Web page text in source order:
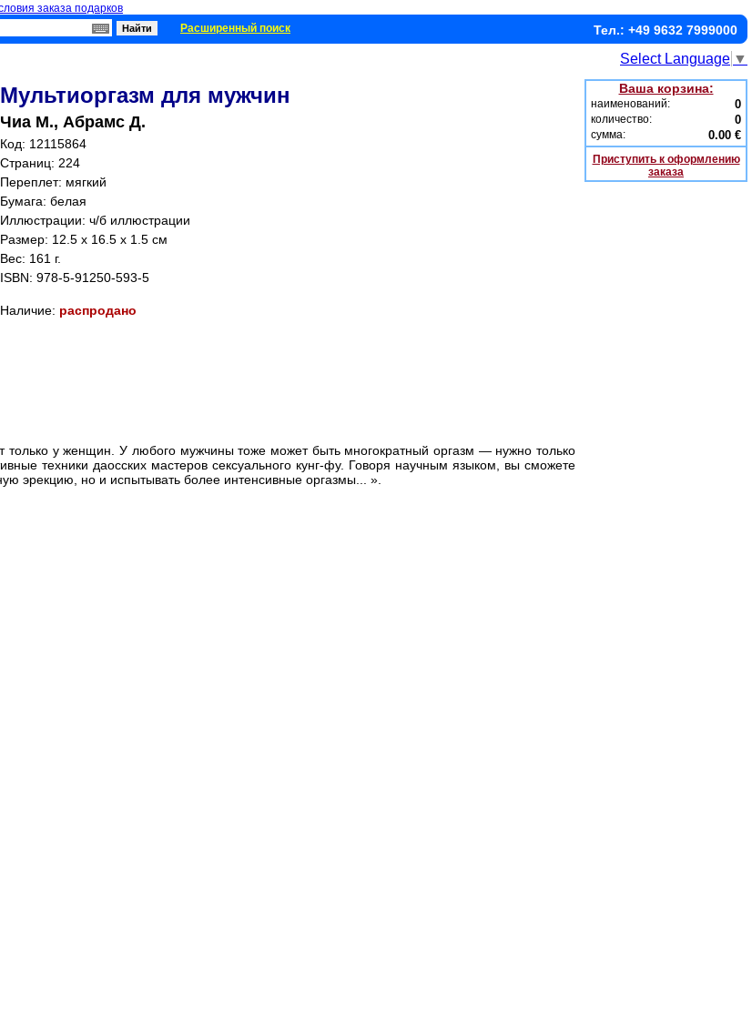
заказа подарков
Расширенный поиск Тел.: +49 9632 7999000
Select Language ▼
Мультиоргазм для мужчин
Чиа М., Абрамс Д.
Код: 12115864
Страниц: 224
Переплет: мягкий
Бумага: белая
Иллюстрации: ч/б иллюстрации
Размер: 12.5 x 16.5 x 1.5 см
Вес: 161 г.
ISBN: 978-5-91250-593-5
Наличие: распродано
только у женщин. У любого мужчины тоже может быть многократный оргазм — нужно только
техники даосских мастеров сексуального кунг-фу. Говоря научным языком, вы сможете
эрекцию, но и испытывать более интенсивные оргазмы... ».
Ваша корзина:
наименований: 0
количество: 0
сумма: 0.00 €
Приступить к оформлению
заказа